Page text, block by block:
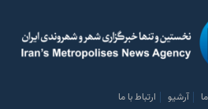
آرشیو ارتباط با ما